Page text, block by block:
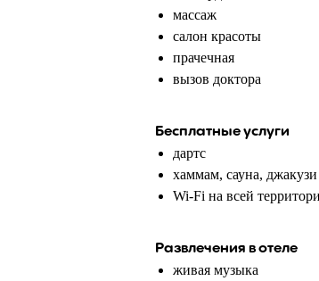
массаж
салон красоты
прачечная
вызов доктора
Бесплатные услуги
дартс
хаммам, сауна, джакузи
Wi-Fi на всей
Развлечения в отеле
живая музыка